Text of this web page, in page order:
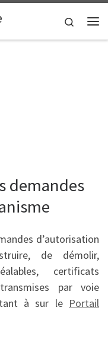
Search
demandes
d’autorisation
de démolir,
certificats
par voie
à sur le Portail